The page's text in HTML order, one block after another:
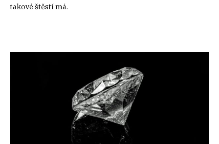
takové štěstí má.